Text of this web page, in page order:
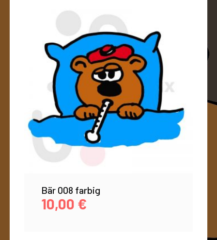
Bär 008 farbig
10,00 €